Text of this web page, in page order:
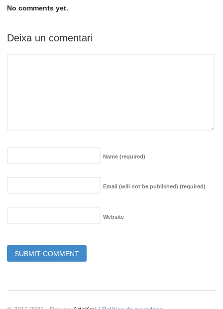
No comments yet.
Deixa un comentari
Name (required)
Email (will not be published) (required)
Website